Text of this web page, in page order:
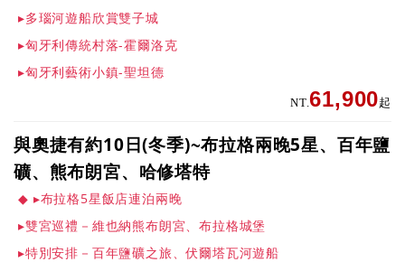
▸多瑙河遊船欣賞雙子城
▸匈牙利傳統村落-霍爾洛克
▸匈牙利藝術小鎮-聖坦德
NT.61,900起
與奧捷有約10日(冬季)~布拉格兩晚5星、百年鹽
礦、熊布朗宮、哈修塔特
▸布拉格5星飯店連泊兩晚
▸雙宮巡禮－維也納熊布朗宮、布拉格城堡
▸特別安排－百年鹽礦之旅、伏爾塔瓦河遊船